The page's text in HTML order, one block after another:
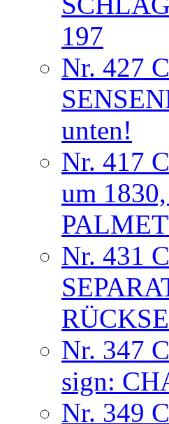
197
Nr. 427
unten!
Nr. 417
um
Nr. 431
Nr. 347
sign:
Nr. 349